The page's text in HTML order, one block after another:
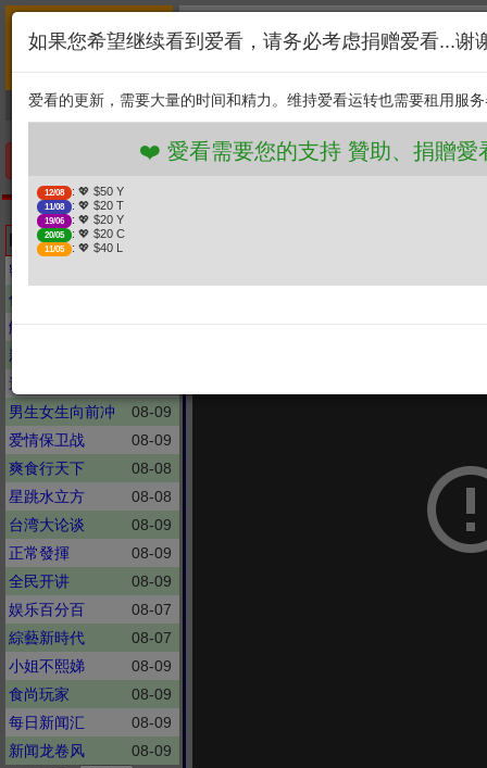
新闻
综艺 剧集
捐贈幫助
❤️ 愛看需要您的支持 贊助
: 💖 $50 Y
11/08
19/06 : 💖 $20 Y
2. 点击捐赠
Latest updates
密室大逃脱
你好, 星期六
解码陈文茜
08-08
新聞大白話
週末大爆卦
男生女生向前冲
08-09
爱情保卫战
08-09
爽食行天下
08-08
星跳水立方
08-08
台湾大论谈
08-09
正常發揮
08-09
全民开讲
08-09
娱乐百分百
08-07
綜藝新時代
08-07
小姐不熙娣
08-09
食尚玩家
08-09
每日新闻汇
08-09
新闻龙卷风
08-09
如果您希望继续看到爱看，请务必考虑捐赠爱看...谢
爱看的更新，需要大量的时间和精力。维持爱看运转也需要租用服
❤️ 愛看需要您的支持 贊助、捐贈愛看 分
12/08 : 💖 $50 Y
11/08 : 💖 $20 T
19/06 : 💖 $20 Y
20/05 : 💖 $20 C
11/05 : 💖 $40 L